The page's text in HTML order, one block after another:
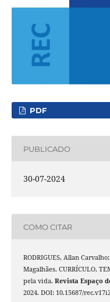
PDF
PUBLICADO
30-07-2024
COMO CITAR
RODRIGUES, Allan
Magalhães. CURRÍCULO,
pela vida. Revista Espaço
2024. DOI: 10.15687/